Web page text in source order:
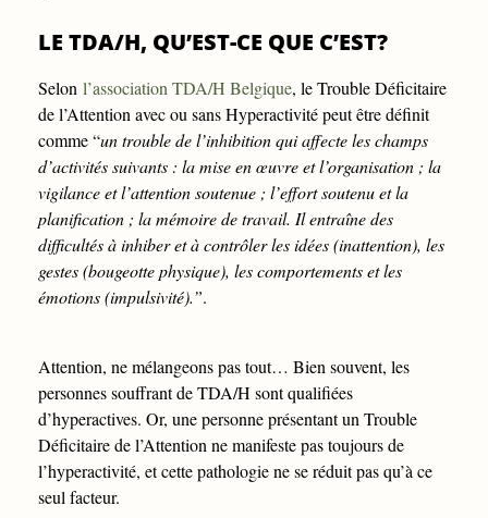
LE TDA/H, QU’EST-CE QUE C’EST?
Selon l’association TDA/H Belgique, le Trouble Déficitaire
de l’Attention avec ou sans Hyperactivité peut être définit
comme “un trouble de l’inhibition qui affecte les champs
d’activités suivants : la mise en œuvre et l’organisation ; la
vigilance et l’attention soutenue ; l’effort soutenu et la
planification ; la mémoire de travail. Il entraîne des
difficultés à inhiber et à contrôler les idées (inattention), les
gestes (bougeotte physique), les comportements et les
émotions (impulsivité).”.
Attention, ne mélangeons pas tout… Bien souvent, les
personnes souffrant de TDA/H sont qualifiées
d’hyperactives. Or, une personne présentant un Trouble
Déficitaire de l’Attention ne manifeste pas toujours de
l’hyperactivité, et cette pathologie ne se réduit pas qu’à ce
seul facteur.